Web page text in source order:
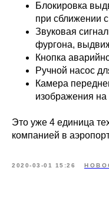
Блокировка
при сближении
Звуковая
фургона,
Кнопка
Ручной насос
Камера
изображения на
Это уже 4 единица
компанией в
2020-03-01 15:26